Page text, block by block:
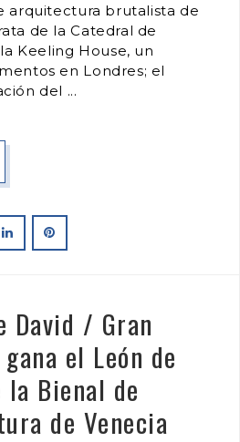
arquitectura brutalista de
de la Catedral de
Keeling House, un
en Londres; el
del
David / Gran
el León de
la Bienal de
de Venecia